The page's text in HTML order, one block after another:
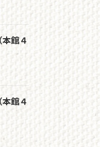
館４
館４